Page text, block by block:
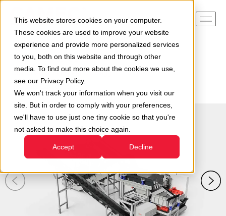
This website stores cookies on your computer.
These cookies are used to improve your website
experience and provide more personalized services
to you, both on this website and through other
media. To find out more about the cookies we use,
see our Privacy Policy.
We won't track your information when you visit our
site. But in order to comply with your preferences,
we'll have to use just one tiny cookie so that you're
not asked to make this choice again.
Accept Decline
Home
Le nostre divisioni
Divisione Impianti per il Riciclaggio
Impianti
Impianto Cavi di Rame